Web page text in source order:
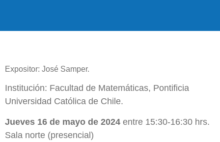
Expositor: José Samper.
Institución: Facultad de Matemáticas, Pontificia
Universidad Católica de Chile.
Jueves 16 de mayo de 2024 entre 15:30-16:30 hrs.
Sala norte (presencial)